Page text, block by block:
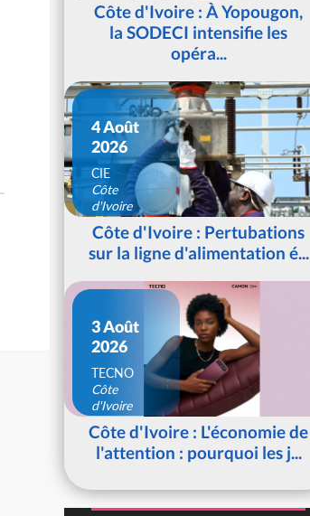
Côte d'Ivoire : À Yopougon,
la SODECI intensifie les
opéra...
4 Août
2026
CIE
Côte
d'Ivoire
Côte d'Ivoire : Pertubations
sur la ligne d'alimentation é...
3 Août
2026
TECNO
Côte
d'Ivoire
Côte d'Ivoire : L'économie de
l'attention : pourquoi les j...